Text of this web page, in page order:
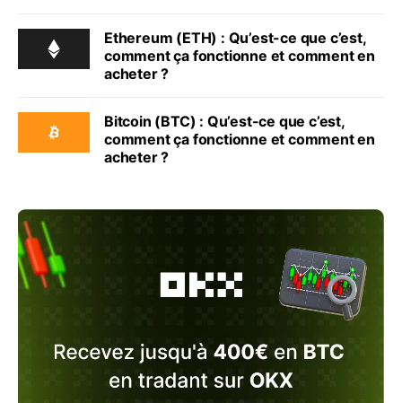
Ethereum (ETH) : Qu’est-ce que c’est,
comment ça fonctionne et comment en
acheter ?
Bitcoin (BTC) : Qu’est-ce que c’est,
comment ça fonctionne et comment en
acheter ?